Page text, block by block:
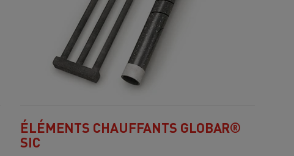
ÉLÉMENTS CHAUFFANTS GLOBAR®
SIC